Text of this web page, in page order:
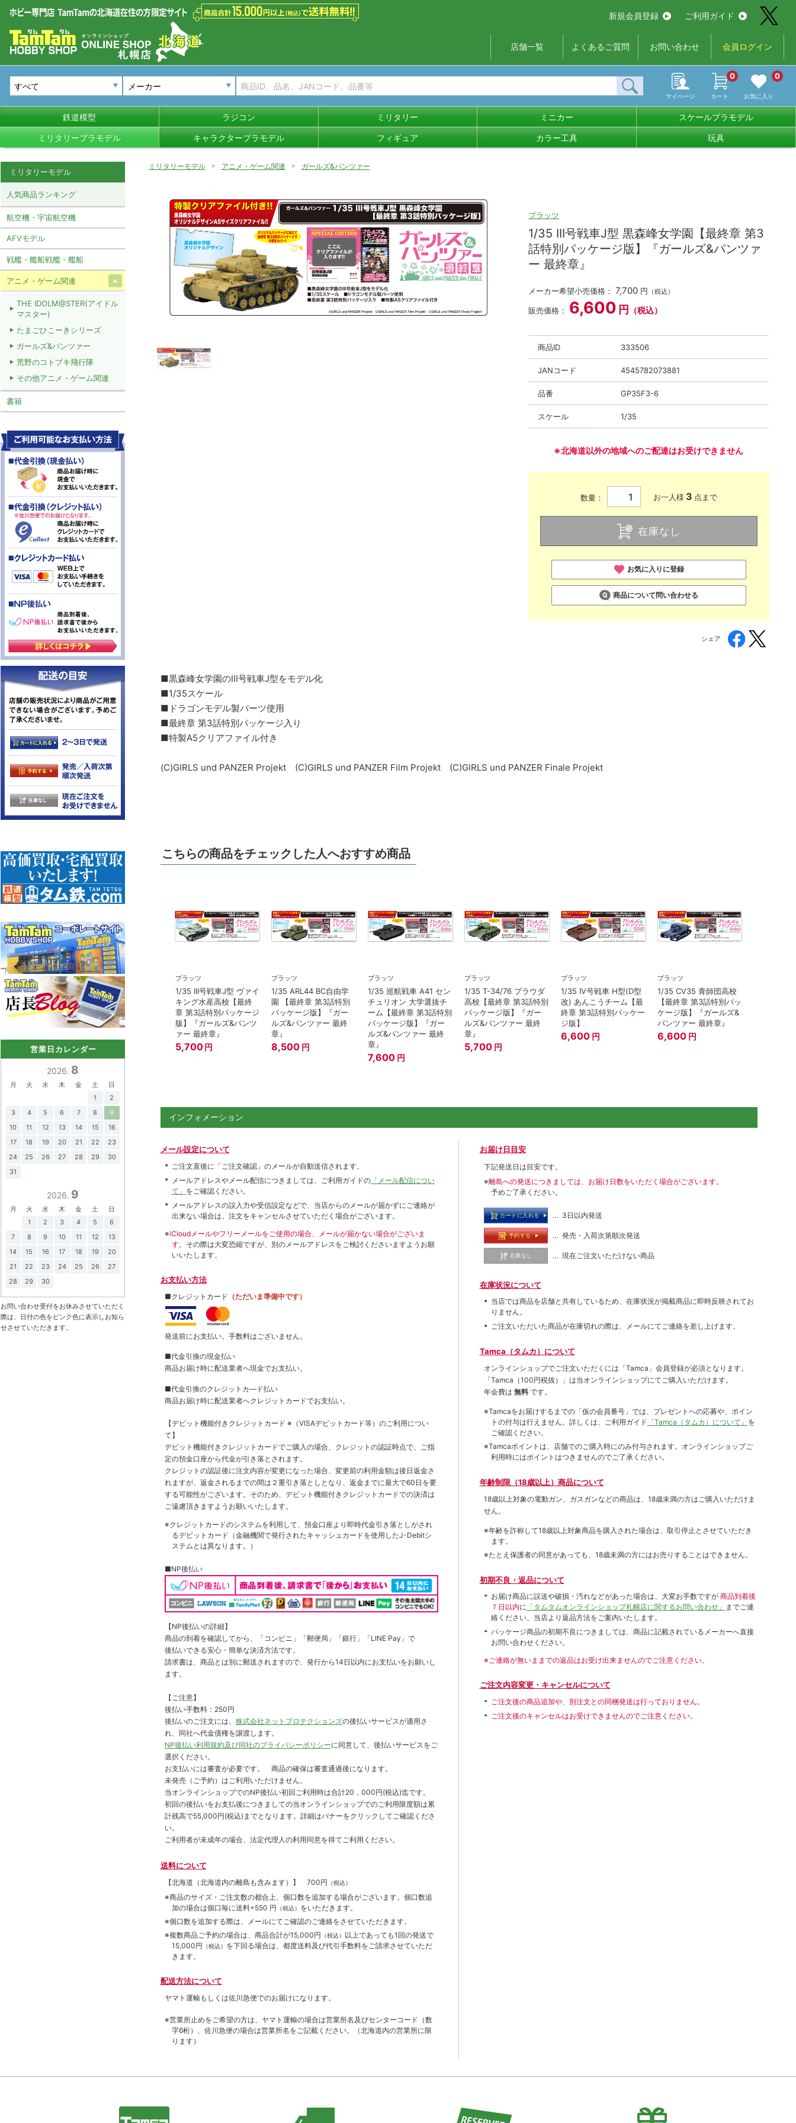
新規会員登録 ご利用ガイド
店舗一覧 よくあるご質問 お問い合わせ 会員ログイン
メーカー
マイページ カート
0
お気に入り
0
鉄道模型 ラジコン ミリタリー ミニカー スケールプラモデル
ミリタリープラモデル キャラクタープラモデル フィギュア カラー工具 玩具
ミリタリーモデル アニメ・ゲーム関連 ガールズ&パンツァー
プラッツ
1/35 III号戦車J型 黒森峰女学園【最終章 第3
話特別パッケージ版】『ガールズ&パンツァ
ー 最終章』
メーカー希望小売価格：7,700 円 （税込）
販売価格： 6,600 円 （税込）
商品ID 333506
JANコード 4545782073881
品番 GP35F3-6
スケール 1/35
※北海道以外の地域へのご配達はお受けできません
数量： お一人様 3 点まで
在庫なし
お気に入りに登録
商品について問い合わせる
シェア
■黒森峰女学園のIII号戦車J型をモデル化
■1/35スケール
■ドラゴンモデル製パーツ使用
■最終章 第3話特別パッケージ入り
■特製A5クリアファイル付き
(C)GIRLS und PANZER Projekt (C)GIRLS und PANZER Film Projekt (C)GIRLS und PANZER Finale Projekt
こちらの商品をチェックした人へおすすめ商品
プラッツ
1/35 III号戦車J型 ヴァイ
キング水産高校【最終
章 第3話特別パッケージ
版】『ガールズ&パンツ
ァー 最終章』
5,700 円
プラッツ
1/35 ARL44 BC自由学
園 【最終章 第3話特別
パッケージ版】『ガー
ルズ&パンツァー 最終
章』
8,500 円
プラッツ
1/35 巡航戦車 A41 セン
チュリオン 大学選抜チ
ーム【最終章 第3話特別
パッケージ版】『ガー
ルズ&パンツァー 最終
章』
7,600 円
プラッツ
1/35 T-34/76 プラウダ
高校【最終章 第3話特別
パッケージ版】『ガー
ルズ&パンツァー 最終
章』
5,700 円
プラッツ
1/35 IV号戦車 H型(D型
改) あんこうチーム【最
終章 第3話特別パッケー
ジ版】
6,600 円
プラッツ
1/35 CV35 青師団高校
【最終章 第3話特別パッ
ケージ版】『ガールズ&
パンツァー 最終章』
6,600 円
インフォメーション
メール設定について
ご注文直後に「ご注文確認」のメールが自動送信されます。
メールアドレスやメール配信につきましては、ご利用ガイドの「メール配信につい
て」 をご確認ください。
メールアドレスの誤入力や受信設定などで、当店からのメールが届かずにご連絡が
出来ない場合は、注文をキャンセルさせていただく場合がございます。
※iCloudメールやフリーメールをご使用の場合、メールが届かない場合がございま
す。 その際は大変恐縮ですが、別のメールアドレスをご検討くださいますようお願
いいたします。
お支払い方法
■クレジットカード （ただいま準備中です）
発送前にお支払い。手数料はございません。
■代金引換の現金払い
商品お届け時に配送業者へ現金でお支払い。
■代金引換のクレジットカ―ド払い
商品お届け時に配送業者へクレジットカードでお支払い。
【デビット機能付きクレジットカード ※（VISAデビットカード等） のご利用につい
て】
デビット機能付きクレジットカードでご購入の場合、クレジットの認証時点で、ご指
定の預金口座から代金が引き落とされます。
クレジットの認証後に注文内容が変更になった場合、変更前の利用金額は後日返金さ
れますが、返金されるまでの間は２重引き落としとなり、返金までに最大で60日を要
する可能性がございます。そのため、デビット機能付きクレジットカードでの決済は
ご遠慮頂きますようお願いいたします。
※クレジットカードのシステムを利用して、預金口座より即時代金引き落としがされ
るデビットカード（金融機関で発行されたキャッシュカードを使用したJ-Debitシ
ステムとは異なります。）
■NP後払い
【NP後払いの詳細】
商品の到着を確認してから、「コンビニ」「郵便局」「銀行」「LINE Pay」で
後払いできる安心・簡単な決済方法です。
請求書は、商品とは別に郵送されますので、発行から14日以内にお支払いをお願いし
ます。
【ご注意】
後払い手数料：250円
後払いのご注文には、 株式会社ネットプロテクションズの後払いサービスが適用さ
れ、同社へ代金債権を譲渡します。
NP後払い利用規約及び同社のプライバシーポリシーに同意して、後払いサービスをご
選択ください。
お支払いには審査が必要です。 商品の確保は審査通過後になります。
未発売（ご予約）はご利用いただけません。
当オンラインショップでのNP後払い初回ご利用時は合計20，000円(税込)迄です。
初回の後払いをお支払後につきましての当オンラインショップでのご利用限度額は累
計残高で55,000円(税込)までとなります。詳細はバナーをクリックしてご確認くださ
い。
ご利用者が未成年の場合、法定代理人の利用同意を得てご利用ください。
送料について
【北海道（北海道内の離島も含みます）】 700円 （税込）
※商品のサイズ・ご注文数の都合上、個口数を追加する場合がございます。個口数追
加の場合は個口毎に送料+550 円 （税込） をいただきます。
※個口数を追加する際は、メールにてご確認のご連絡をさせていただきます。
※複数商品ご予約の場合は、商品合計が15,000円 （税込） 以上であっても1回の発送で
15,000円 （税込） を下回る場合は、都度送料及び代引手数料をご請求させていただ
きます。
配送方法について
ヤマト運輸もしくは佐川急便でのお届けになります。
※営業所止めをご希望の方は、ヤマト運輸の場合は営業所名及びセンターコード（数
字6桁）、佐川急便の場合は営業所名をご記載ください。（北海道内の営業所に限
ります）
お届け日目安
下記発送日は目安です。
※離島への発送につきましては、お届け日数をいただく場合がございます。
予めご了承ください。
カートに入れる … 3日以内発送
予約する … 発売・入荷次第順次発送
在庫なし … 現在ご注文いただけない商品
在庫状況について
当店では商品を店舗と共有しているため、在庫状況が掲載商品に即時反映されてお
りません。
ご注文いただいた商品が在庫切れの際は、メールにてご連絡を差し上げます。
Tamca（タムカ）について
オンラインショップでご注⽂いただくには「Tamca」会員登録が必須となります。
「Tamca （100円税抜）
」は当オンラインショップにてご購⼊いただけます。
年会費は 無料 です。
※Tamcaをお届けするまでの「仮の会員番号」では、プレゼントへの応募や、ポイン
トの付与は⾏えません。詳しくは、ご利⽤ガイド 「Tamca（タムカ）について」 を
ご確認ください。
※Tamcaポイントは、店舗でのご購⼊時にのみ付与されます。オンラインショップご
利用時にはポイントはつきませんのでご了承ください。
年齢制限（18歳以上）商品について
18歳以上対象の電動ガン、ガスガンなどの商品は、18歳未満の方はご購入いただけま
せん。
※年齢を詐称して18歳以上対象商品を購入された場合は、取引停止とさせていただき
ます。
※たとえ保護者の同意があっても、18歳未満の方にはお売りすることはできません。
初期不良・返品について
お届け商品に誤送や破損・汚れなどがあった場合は、大変お手数ですが 商品到着後
７日以内に 「タムタムオンラインショップ札幌店に関するお問い合わせ」 までご連
絡ください。当店より返品方法をご案内いたします。
パッケージ商品の初期不良につきましては、商品に記載されているメーカーへ直接
お問い合わせください。
※ご連絡が無いままでの返品はお受け出来ませんのでご注意ください。
ご注文内容変更・キャンセルについて
ご注文後の商品追加や、別注文との同梱発送は行っておりません。
ご注文後のキャンセルはお受けできませんのでご注意ください。
ミリタリーモデル
人気商品ランキング
航空機・宇宙航空機
AFVモデル
戦艦・艦船戦艦・艦船
アニメ・ゲーム関連
THE IDOLM@STER(アイドル
マスター)
たまごひこーきシリーズ
ガールズ&パンツァー
荒野のコトブキ飛行隊
その他アニメ・ゲーム関連
書籍
営業日カレンダー
2026. 8
月 火 水 木 金 土
日
1
2
3
4 5 6 7 8
9
10
11 12 13 14 15
16
17
18 19 20 21 22
23
24
25 26 27 28 29
30
31
2026. 9
月 火 水 木 金 土
日
1
2 3 4 5
6
7
8 9 10 11 12
13
14
15 16 17 18 19
20
21
22 23 24 25 26
27
28
29 30
お問い合わせ受付をお休みさせていただく
際は、日付の色をピンク色に表示しお知ら
せさせていただきます。